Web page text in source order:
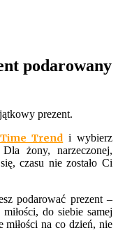
podarowany
prezent.
Trend i wybierz
żony, narzeczonej,
czasu nie zostało Ci
podarować prezent –
do siebie samej
na co dzień, nie